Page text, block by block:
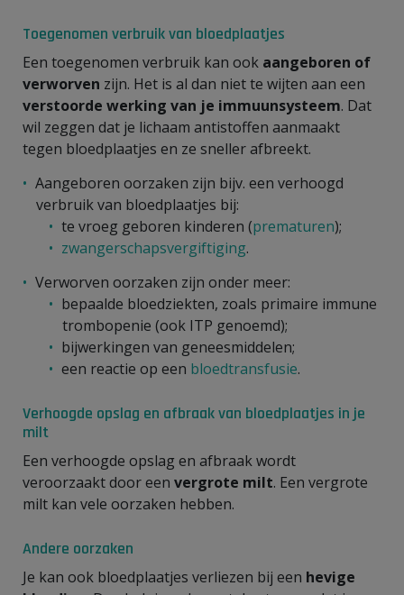
Toegenomen verbruik van bloedplaatjes
Een toegenomen verbruik kan ook aangeboren of
verworven zijn. Het is al dan niet te wijten aan een
verstoorde werking van je immuunsysteem. Dat
wil zeggen dat je lichaam antistoffen aanmaakt
tegen bloedplaatjes en ze sneller afbreekt.
Aangeboren oorzaken zijn bijv. een verhoogd
verbruik van bloedplaatjes bij:
te vroeg geboren kinderen (prematuren);
zwangerschapsvergiftiging.
Verworven oorzaken zijn onder meer:
bepaalde bloedziekten, zoals primaire immune
trombopenie (ook ITP genoemd);
bijwerkingen van geneesmiddelen;
een reactie op een bloedtransfusie.
Verhoogde opslag en afbraak van bloedplaatjes in je
milt
Een verhoogde opslag en afbraak wordt
veroorzaakt door een vergrote milt. Een vergrote
milt kan vele oorzaken hebben.
Andere oorzaken
Je kan ook bloedplaatjes verliezen bij een hevige